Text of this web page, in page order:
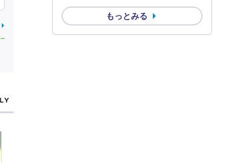
もっとみる